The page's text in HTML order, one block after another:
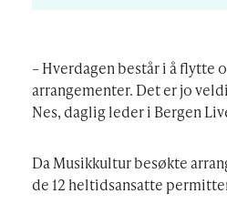
– Hverdagen består i å flytte
arrangementer. Det er jo
Nes, daglig leder i Bergen
Da Musikkultur besøkte
de 12 heltidsansatte